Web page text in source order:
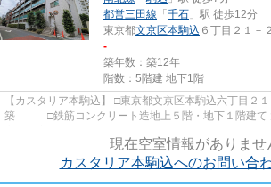
都営三田線 「 千石 」駅 徒歩12分
東京都文京区本駒込 ６丁目２１－２
-
築年数：築12年
階数：5階建 地下1階
【カスタリア本駒込】 □東京都文京区本駒込六丁目２１－２ □２０１４年３月
築 □鉄筋コンクリート造地上５階・地下１階建て 大和郷（やまとむら）の
現在空室情報がありませ
カスタリア本駒込へのお問い合